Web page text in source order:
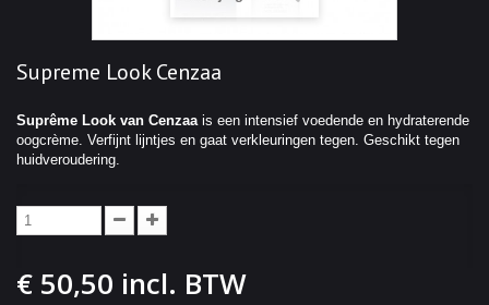
Supreme Look Cenzaa
Suprême Look van Cenzaais een intensief voedende en hydraterende
oogcrème. Verfijnt lijntjes en gaat verkleuringen tegen. Geschikt tegen
huidveroudering.
€ 50,50 incl. BTW